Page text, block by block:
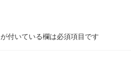
が付いている欄は必須項目です